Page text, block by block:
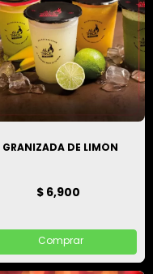
GRANIZADA DE LIMÓN
$ 6,900
Comprar